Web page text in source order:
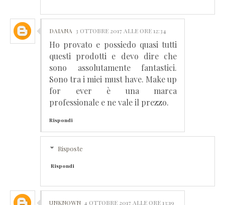
DAIANA 3 OTTOBRE 2017 ALLE ORE 12:34
Ho provato e possiedo quasi tutti
questi prodotti e devo dire che
sono assolutamente fantastici.
Sono tra i miei must have. Make up
for ever è una marca
professionale e ne vale il prezzo.
Rispondi
Risposte
Rispondi
UNKNOWN 4 OTTOBRE 2017 ALLE ORE 13:19